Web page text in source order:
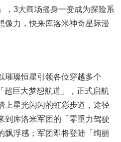
，3大商场摇身一变成为探险系
像力，快来库洛米神奇星际漫
璀璨恒星引领各位穿越多个
超巨大梦想航道」，正式启航
上星光闪闪的虹彩步道，途径
到库洛米军团的「零重力驾驶
飘浮感；军团即将登陆「绚丽